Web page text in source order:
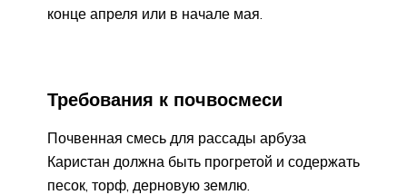
конце апреля или в начале мая.
Требования к почвосмеси
Почвенная смесь для рассады арбуза
Каристан должна быть прогретой и содержать
песок, торф, дерновую землю.